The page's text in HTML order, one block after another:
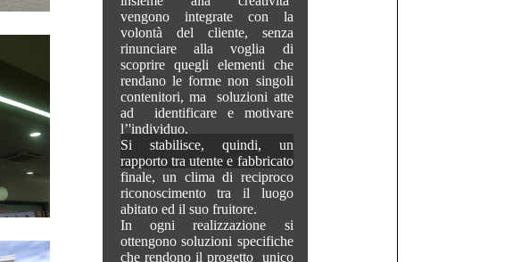
vengono integrate con la
volontà del cliente, senza
rinunciare alla voglia di
scoprire quegli elementi che
rendano le forme non singoli
contenitori, ma soluzioni atte
ad identificare e motivare
l’'individuo.
Si stabilisce, quindi, un
rapporto tra utente e fabbricato
finale, un clima di reciproco
riconoscimento tra il luogo
abitato ed il suo fruitore.
In ogni realizzazione si
ottengono soluzioni specifiche
che rendono il progetto unico